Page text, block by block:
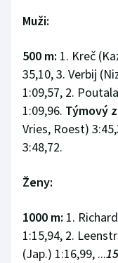
Parasport
Plavání
Plážový volejbal
Ragby
Rychlobruslení
Rychlostní
Muži:
500 m: 1. Kreč
35,10, 3. Verbij
1:09,57, 2.
1:09,96. Týmový
Vries, Roest)
3:48,72.
Ženy:
1000 m: 1.
1:15,94, 2.
(Jap.) 1:16,99, ...